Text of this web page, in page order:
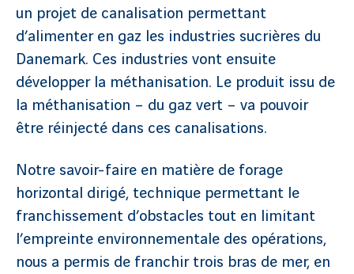
un projet de canalisation permettant
d’alimenter en gaz les industries sucrières du
Danemark. Ces industries vont ensuite
développer la méthanisation. Le produit issu de
la méthanisation – du gaz vert – va pouvoir
être réinjecté dans ces canalisations.
Notre savoir-faire en matière de forage
horizontal dirigé, technique permettant le
franchissement d’obstacles tout en limitant
l’empreinte environnementale des opérations,
nous a permis de franchir trois bras de mer, en